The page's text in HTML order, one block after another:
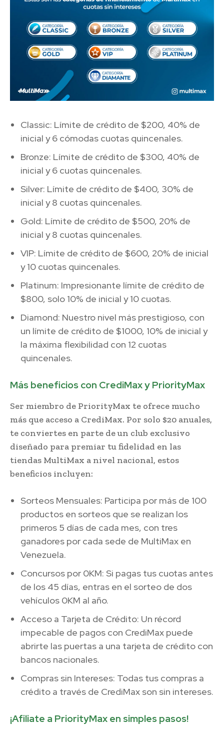
Classic: Límite de crédito de $200, 40% de
inicial y 6 cómodas cuotas quincenales.
Bronze: Límite de crédito de $300, 40% de
inicial y 6 cuotas quincenales.
Silver: Límite de crédito de $400, 30% de
inicial y 8 cuotas quincenales.
Gold: Límite de crédito de $500, 20% de
inicial y 8 cuotas quincenales.
VIP: Límite de crédito de $600, 20% de inicial
y 10 cuotas quincenales.
Platinum: Impresionante límite de crédito de
$800, solo 10% de inicial y 10 cuotas.
Diamond: Nuestro nivel más prestigioso, con
un límite de crédito de $1000, 10% de inicial y
la máxima flexibilidad con 12 cuotas
quincenales.
Más beneficios con CrediMax y PriorityMax
Ser miembro de PriorityMax te ofrece mucho
más que acceso a CrediMax. Por solo $20 anuales,
te conviertes en parte de un club exclusivo
diseñado para premiar tu fidelidad en las
tiendas MultiMax a nivel nacional, estos
beneficios incluyen:
Sorteos Mensuales: Participa por más de 100
productos en sorteos que se realizan los
primeros 5 días de cada mes, con tres
ganadores por cada sede de MultiMax en
Venezuela.
Concursos por 0KM: Si pagas tus cuotas antes
de los 45 días, entras en el sorteo de dos
vehículos 0KM al año.
Acceso a Tarjeta de Crédito: Un récord
impecable de pagos con CrediMax puede
abrirte las puertas a una tarjeta de crédito con
bancos nacionales.
Compras sin Intereses: Todas tus compras a
crédito a través de CrediMax son sin intereses.
¡Afiliate a PriorityMax en simples pasos!